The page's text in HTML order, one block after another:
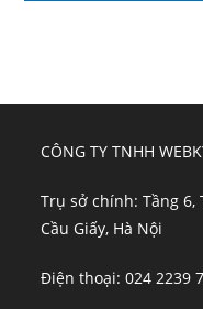
CÔNG TY TNHH
Trụ sở chính: Tầng 6,
Cầu Giấy, Hà Nội
Điện thoại: 024 2239